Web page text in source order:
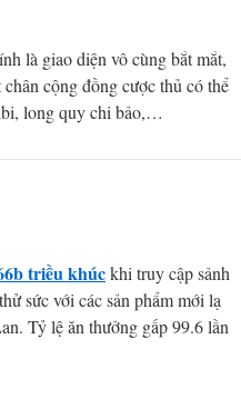
là giao diện vô cùng bắt mắt,
cộng đồng cược thủ có thể
long quy chi bảo,…
triều khúckhi truy cập sảnh
sức với các sản phẩm mới lạ
Tỷ lệ ăn thưởng gấp 99.6 lần